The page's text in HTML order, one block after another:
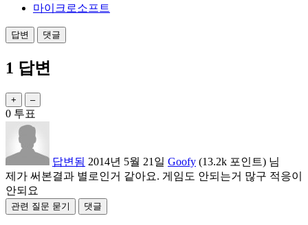
마이크로소프트
1 답변
0 투표
답변됨 2014년 5월 21일 Goofy (13.2k 포인트) 님
제가 써본결과 별로인거 같아요. 게임도 안되는거 많구 적응이
안되요